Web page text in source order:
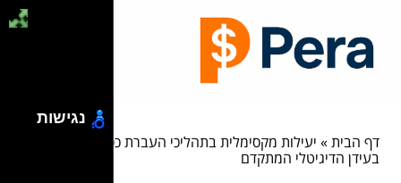
דף הבית» יעילות מקסימלית בתהליכי העברת כספים לחו"ל
בעידן הדיגיטלי המתקדם
נגישות